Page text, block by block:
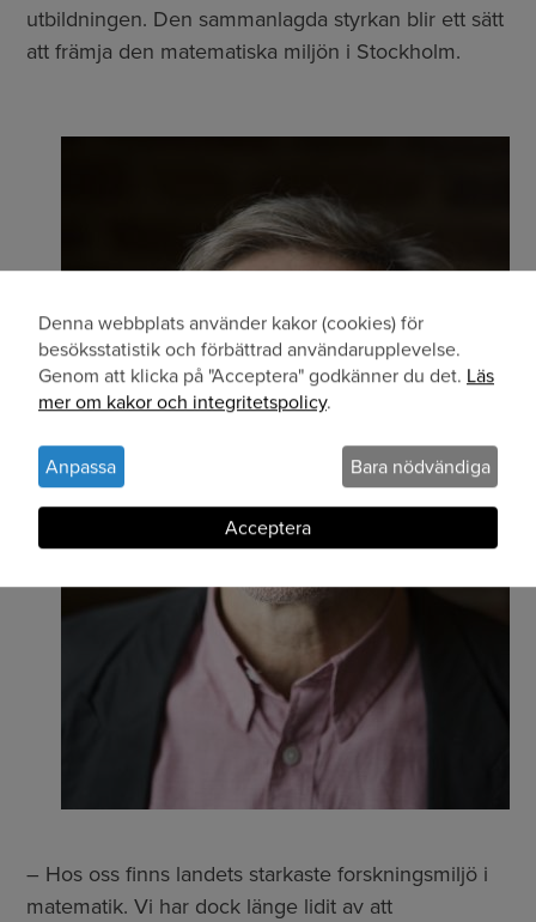
utbildningen. Den sammanlagda styrkan blir ett sätt
att främja den matematiska miljön i Stockholm.
– Hos oss finns landets starkaste forskningsmiljö i
matematik. Vi har dock länge lidit av att
Användning
av
personuppgifter
och
kakor
Denna webbplats använder kakor (cookies) för
besöksstatistik och förbättrad användarupplevelse.
Genom att klicka på "Acceptera" godkänner du det. Läs
mer om kakor och integritetspolicy.
Anpassa Bara nödvändiga
Acceptera